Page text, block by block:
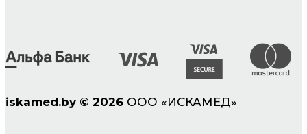
iskamed.by © 2026 ООО «ИСКАМЕД»